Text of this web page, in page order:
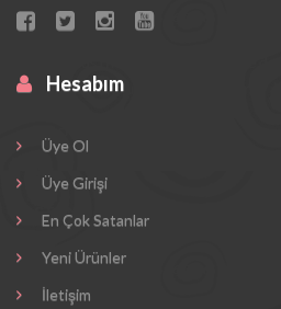
Hesabım
Üye Ol
Üye Girişi
En Çok Satanlar
Yeni Ürünler
İletişim